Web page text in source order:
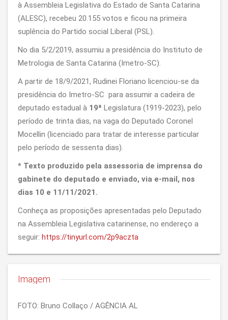
à Assembleia Legislativa do Estado de Santa Catarina
(ALESC), recebeu 20.155 votos e ficou na primeira
suplência do Partido social Liberal (PSL).
No dia 5/2/2019, assumiu a presidência do Instituto de
Metrologia de Santa Catarina (Imetro-SC).
A partir de 18/9/2021, Rudinei Floriano licenciou-se da
presidência do Imetro-SC para assumir a cadeira de
deputado estadual à 19ª Legislatura (1919-2023), pelo
período de trinta dias, na vaga do Deputado Coronel
Mocellin (licenciado para tratar de interesse particular
pelo período de sessenta dias).
* Texto produzido pela assessoria de imprensa do
gabinete do deputado e enviado, via e-mail, nos
dias 10 e 11/11/2021.
Conheça as proposições apresentadas pelo Deputado
na Assembleia Legislativa catarinense, no endereço a
seguir: https://tinyurl.com/2p9aczta
Imagem
FOTO: Bruno Collaço / AGÊNCIA AL